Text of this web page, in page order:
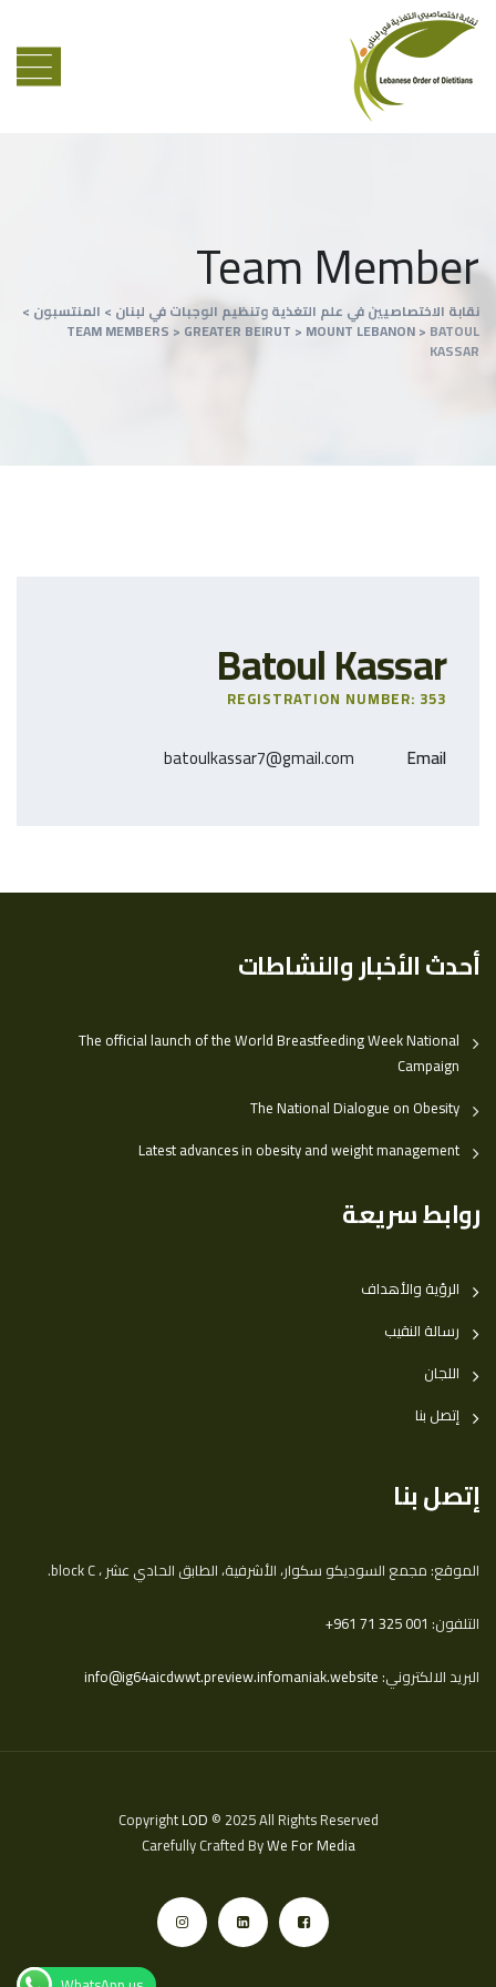
Team Member
نقابة الاختصاصيين في علم التغذية وتنظيم الوجبات في لبنان > المنتسبون >
TEAM MEMBERS > GREATER BEIRUT > MOUNT LEBANON> BATOUL
KASSAR
Batoul Kassar
REGISTRATION NUMBER: 353
Email
batoulkassar7@gmail.com
أحدث الأخبار والنشاطات
The official launch of the World Breastfeeding Week National
Campaign
The National Dialogue on Obesity
Latest advances in obesity and weight management
روابط سريعة
الرؤية والأهداف
رسالة النقيب
اللجان
إتصل بنا
إتصل بنا
الموقع: مجمع السوديكو سكوار، الأشرفية، الطابق الحادي عشر ، block C.
التلفون: ‎+961 71 325 001
البريد الالكتروني:info@ig64aicdwwt.preview.infomaniak.website
CopyrightLOD © 2025 All Rights Reserved
Carefully Crafted ByWe For Media